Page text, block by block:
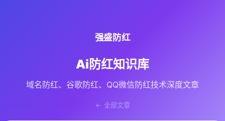
强盛防红
Ai防红知识库
域名防红、谷歌防红、QQ微信防红技术深度文章
← 全部文章